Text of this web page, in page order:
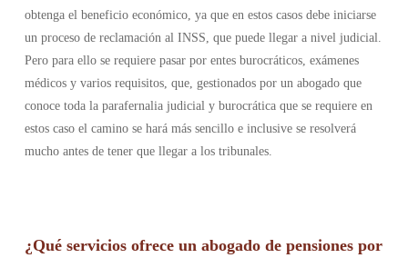
obtenga el beneficio económico, ya que en estos casos debe iniciarse
un proceso de reclamación al INSS, que puede llegar a nivel judicial.
Pero para ello se requiere pasar por entes burocráticos, exámenes
médicos y varios requisitos, que, gestionados por un abogado que
conoce toda la parafernalia judicial y burocrática que se requiere en
estos caso el camino se hará más sencillo e inclusive se resolverá
mucho antes de tener que llegar a los tribunales.
¿Qué servicios ofrece un abogado de pensiones por